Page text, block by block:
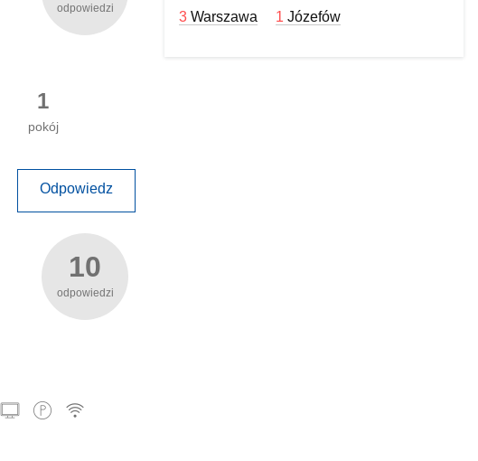
odpowiedzi
1
pokój
Odpowiedz
10
odpowiedzi
3Warszawa 1Józefów